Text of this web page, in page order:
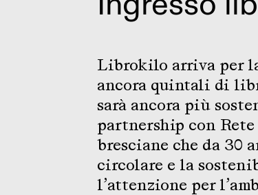
Librokilo arriva per
ancora quintali di
sarà ancora più
partnership con
bresciane che da 30
circolare e la
l’attenzione per